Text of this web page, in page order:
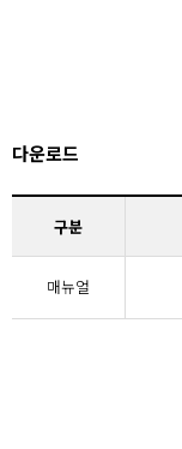
다운로드
구분
매뉴얼